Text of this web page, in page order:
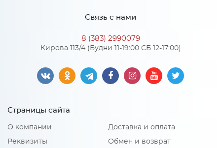
№ 53 Оникс голубой
Материал 2: Пластик HPL, CPL
Связь с нами
8 (383) 2990079
Кирова 113/4 (Будни 11-19:00 СБ 12-17:00)
Страницы сайта
О компании
Реквизиты
Доставка и оплата
Обмен и возврат